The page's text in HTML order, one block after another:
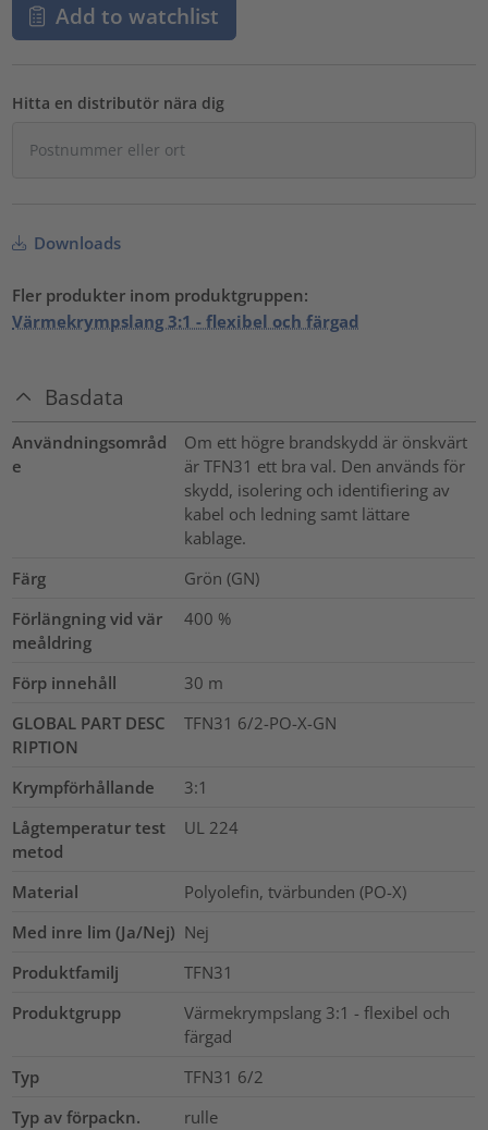
Add to watchlist
Hitta en distributör nära dig
Downloads
Fler produkter inom produktgruppen:
Värmekrympslang 3:1 - flexibel och färgad
Basdata
Användningsområd
e
Om ett högre brandskydd är önskvärt
är TFN31 ett bra val. Den används för
skydd, isolering och identifiering av
kabel och ledning samt lättare
kablage.
Färg
Grön (GN)
Förlängning vid vär
meåldring
400 %
Förp innehåll 30 m
GLOBAL PART DESC
RIPTION
TFN31 6/2-PO-X-GN
Krympförhållande
3:1
Lågtemperatur test
metod
UL 224
Material
Polyolefin, tvärbunden (PO-X)
Med inre lim (Ja/Nej) Nej
Produktfamilj
TFN31
Produktgrupp
Värmekrympslang 3:1 - flexibel och
färgad
Typ
TFN31 6/2
Typ av förpackn.
rulle